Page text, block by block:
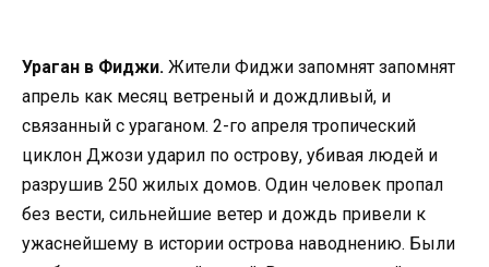
Ураган в Фиджи. Жители Фиджи запомнят запомнят
апрель как месяц ветреный и дождливый, и
связанный с ураганом. 2-го апреля тропический
циклон Джози ударил по острову, убивая людей и
разрушив 250 жилых домов. Один человек пропал
без вести, сильнейшие ветер и дождь привели к
ужаснейшему в истории острова наводнению. Были